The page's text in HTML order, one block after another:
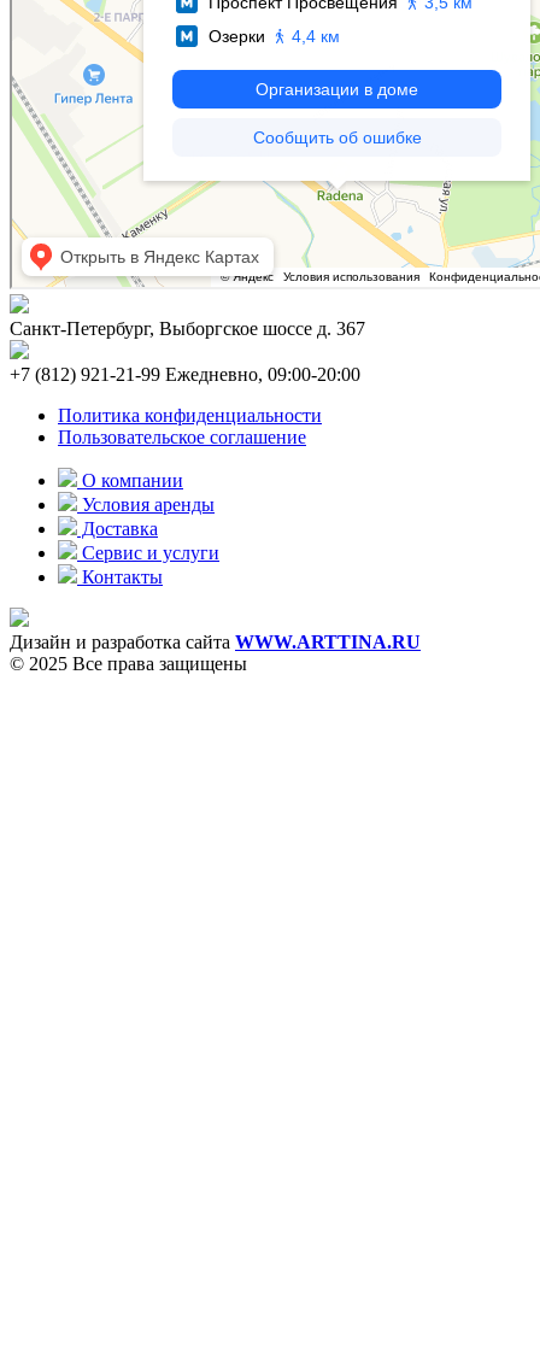
Санкт-Петербург, Выборгское шоссе д. 367
+7 (812) 921-21-99 Ежедневно, 09:00-20:00
Политика конфиденциальности
Пользовательское соглашение
О компании
Условия аренды
Доставка
Сервис и услуги
Контакты
Дизайн и разработка сайта WWW.ARTTINA.RU
© 2025 Все права защищены